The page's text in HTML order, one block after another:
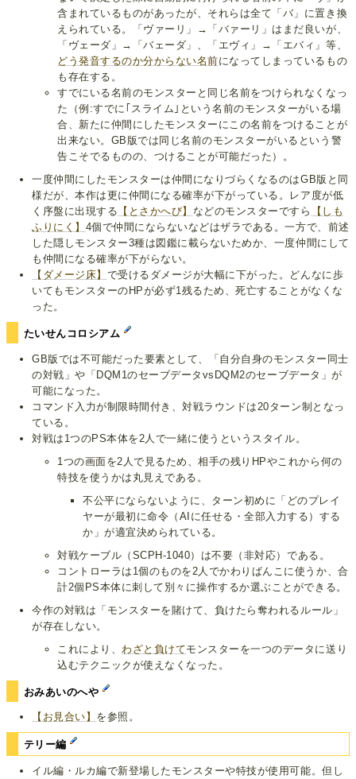
含まれているものがあったが、それらは全て「バ」に置き換
えられている。「ヴァーリ」→「バァーリ」はまだ良いが、
「ヴェーダ」→「バェーダ」、「エヴィ」→「エバィ」等、
どう発音するのか分からない名前になってしまっているもの
も存在する。
すでにいる名前のモンスターと同じ名前をつけられなくなっ
た（例:すでに｢スライム｣という名前のモンスターがいる場
合、新たに仲間にしたモンスターにこの名前をつけることが
出来ない。GB版では同じ名前のモンスターがいるという警
告こそでるものの、つけることが可能だった）。
一度仲間にしたモンスターは仲間になりづらくなるのはGB版と同
様だが、本作は更に仲間になる確率が下がっている。レア度が低
く序盤に出現する 【とさかへび】 などのモンスターですら
【しも
ふりにく】 4個で仲間にならないなどはザラである。一方で、前述
した隠しモンスター3種は図鑑に載らないためか、一度仲間にして
も仲間になる確率が下がらない。
【ダメージ床】 で受けるダメージが大幅に下がった。どんなに歩
いてもモンスターのHPが必ず1残るため、死亡することがなくな
った。
たいせんコロシアム
GB版では不可能だった要素として、「自分自身のモンスター同士
の対戦」や「DQM1のセーブデータvsDQM2のセーブデータ」が
可能になった。
コマンド入力が制限時間付き、対戦ラウンドは20ターン制となっ
ている。
対戦は1つのPS本体を2人で一緒に使うというスタイル。
1つの画面を2人で見るため、相手の残りHPやこれから何の
特技を使うかは丸見えである。
不公平にならないように、ターン初めに「どのプレイ
ヤーが最初に命令（AIに任せる・全部入力する）する
か」が適宜決められている。
対戦ケーブル（SCPH-1040）は不要（非対応）である。
コントローラは1個のものを2人でかわりばんこに使うか、合
計2個PS本体に刺して別々に操作するか選ぶことができる。
今作の対戦は「モンスターを賭けて、負けたら奪われるルール」
が存在しない。
これにより、 わざと負けてモンスターを一つのデータに送り
込むテクニックが使えなくなった。
おみあいのへや
【お見合い】 を参照。
テリー編
イル編・ルカ編で新登場したモンスターや特技が使用可能。但し